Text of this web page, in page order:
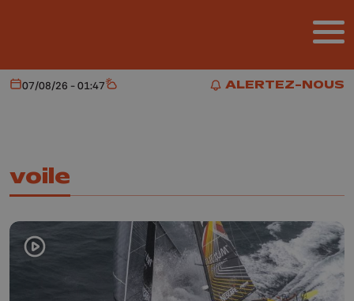
ALERTEZ-NOUS
ALERTEZ-NOUS
Aujourd'hui
07/08/26 - 01:47 Météo
voile